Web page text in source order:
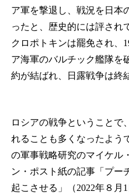
ア軍を撃退し、戦況を日本
ったと、歴史的には評され
クロポトキンは罷免され、
ア海軍のバルチック艦隊を
約が結ばれ、日露戦争は終
ロシアの戦争ということで
れることも多くなったよう
の軍事戦略研究のマイケル
ン・ポスト紙の記事「プー
起こさせる」（2022年８月